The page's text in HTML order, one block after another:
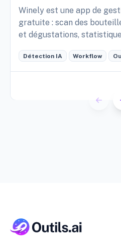
Winely est une app de
gratuite : scan des
et dégustations,
Détection IA Workflow